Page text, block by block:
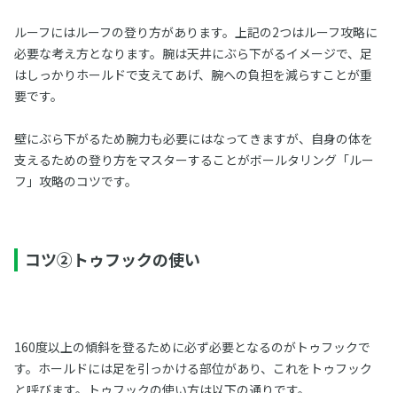
ルーフにはルーフの登り方があります。上記の2つはルーフ攻略に
必要な考え方となります。腕は天井にぶら下がるイメージで、足
はしっかりホールドで支えてあげ、腕への負担を減らすことが重
要です。
壁にぶら下がるため腕力も必要にはなってきますが、自身の体を
支えるための登り方をマスターすることがボールタリング「ルー
フ」攻略のコツです。
コツ②トゥフックの使い
160度以上の傾斜を登るために必ず必要となるのがトゥフックで
す。ホールドには足を引っかける部位があり、これをトゥフック